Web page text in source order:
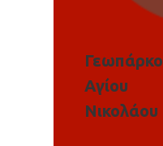
Γεωπάρκο
Αγίου
Νικολάου